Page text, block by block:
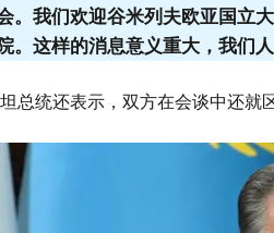
。我们欢迎谷米列夫欧亚国立
。这样的消息意义重大，我们
总统还表示，双方在会谈中还就